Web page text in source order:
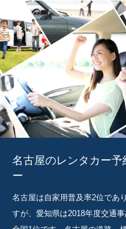
名古屋のレンタカー
ー
名古屋は自家用普及率2位であ
すが、愛知県は2018年度交通